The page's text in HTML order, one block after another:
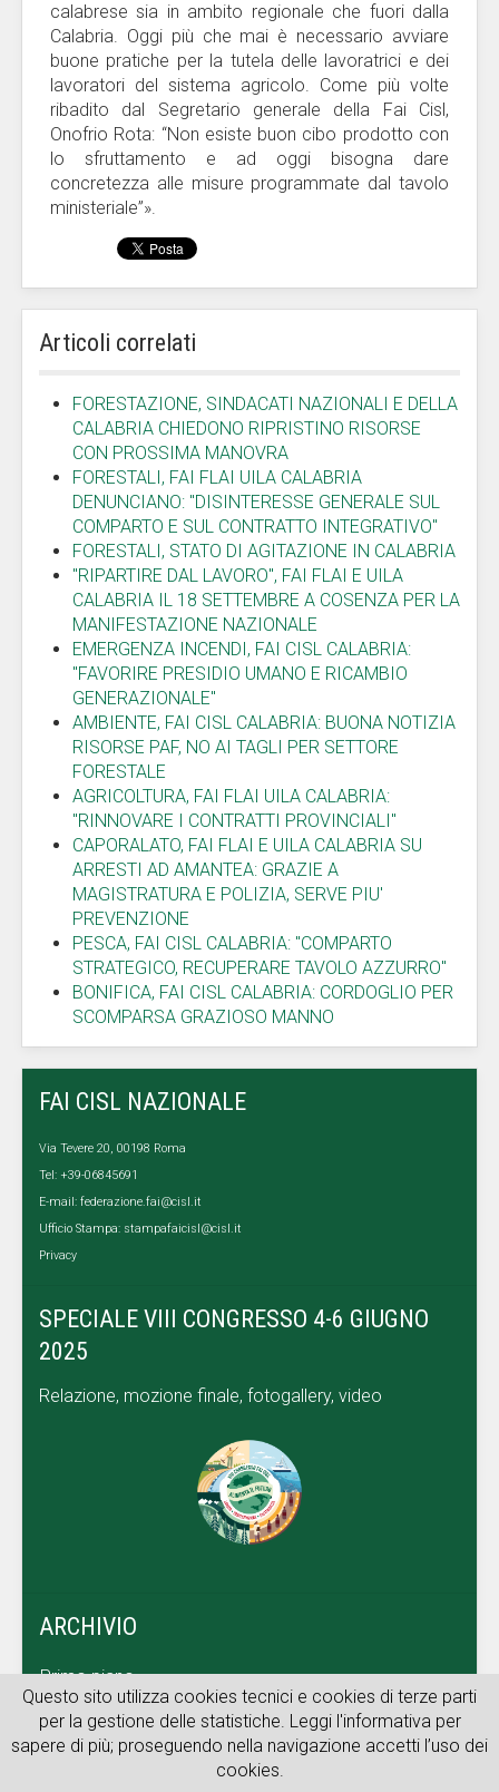
calabrese sia in ambito regionale che fuori dalla
Calabria. Oggi più che mai è necessario avviare
buone pratiche per la tutela delle lavoratrici e dei
lavoratori del sistema agricolo. Come più volte
ribadito dal Segretario generale della Fai Cisl,
Onofrio Rota: “Non esiste buon cibo prodotto con
lo sfruttamento e ad oggi bisogna dare
concretezza alle misure programmate dal tavolo
ministeriale”».
Articoli correlati
FORESTAZIONE, SINDACATI NAZIONALI E DELLA
CALABRIA CHIEDONO RIPRISTINO RISORSE
CON PROSSIMA MANOVRA
FORESTALI, FAI FLAI UILA CALABRIA
DENUNCIANO: "DISINTERESSE GENERALE SUL
COMPARTO E SUL CONTRATTO INTEGRATIVO"
FORESTALI, STATO DI AGITAZIONE IN CALABRIA
"RIPARTIRE DAL LAVORO", FAI FLAI E UILA
CALABRIA IL 18 SETTEMBRE A COSENZA PER LA
MANIFESTAZIONE NAZIONALE
EMERGENZA INCENDI, FAI CISL CALABRIA:
"FAVORIRE PRESIDIO UMANO E RICAMBIO
GENERAZIONALE"
AMBIENTE, FAI CISL CALABRIA: BUONA NOTIZIA
RISORSE PAF, NO AI TAGLI PER SETTORE
FORESTALE
AGRICOLTURA, FAI FLAI UILA CALABRIA:
"RINNOVARE I CONTRATTI PROVINCIALI"
CAPORALATO, FAI FLAI E UILA CALABRIA SU
ARRESTI AD AMANTEA: GRAZIE A
MAGISTRATURA E POLIZIA, SERVE PIU'
PREVENZIONE
PESCA, FAI CISL CALABRIA: "COMPARTO
STRATEGICO, RECUPERARE TAVOLO AZZURRO"
BONIFICA, FAI CISL CALABRIA: CORDOGLIO PER
SCOMPARSA GRAZIOSO MANNO
FAI CISL NAZIONALE
Via Tevere 20, 00198 Roma
Tel: +39-06845691
E-mail: federazione.fai@cisl.it
Ufficio Stampa: stampafaicisl@cisl.it
Privacy
SPECIALE VIII CONGRESSO 4-6 GIUGNO
2025
Relazione, mozione finale, fotogallery, video
ARCHIVIO
Primo piano
Dal territorio
Archivio web
Questo sito utilizza cookies tecnici e cookies di terze parti
per la gestione delle statistiche. Leggi l'informativa per
sapere di più; proseguendo nella navigazione accetti l’uso dei
cookies.